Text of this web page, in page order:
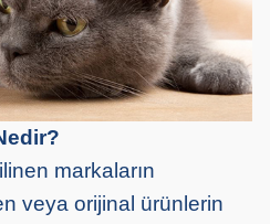
markaların
veya orijinal ürünlerin